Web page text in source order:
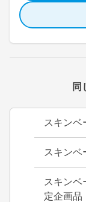
同
スキンベ
スキンベ
スキンベ
定企画品